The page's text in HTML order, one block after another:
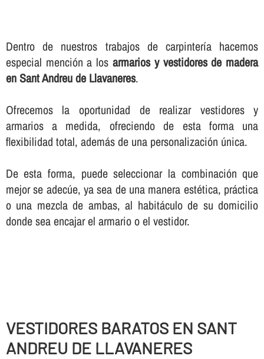
Dentro de nuestros trabajos de carpinterí­a hacemos
especial mención a los armarios y vestidores de madera
en Sant Andreu de Llavaneres.
Ofrecemos la oportunidad de realizar vestidores y
armarios a medida, ofreciendo de esta forma una
flexibilidad total, además de una personalización única.
De esta forma, puede seleccionar la combinación que
mejor se adecúe, ya sea de una manera estética, práctica
o una mezcla de ambas, al habitáculo de su domicilio
donde sea encajar el armario o el vestidor.
VESTIDORES BARATOS EN SANT
ANDREU DE LLAVANERES